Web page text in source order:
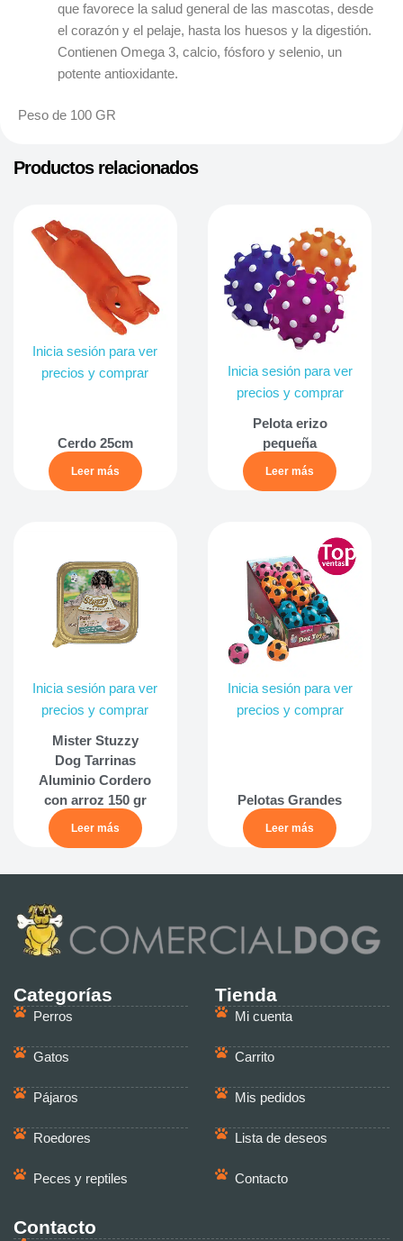
que favorece la salud general de las mascotas, desde
el corazón y el pelaje, hasta los huesos y la digestión.
Contienen Omega 3, calcio, fósforo y selenio, un
potente antioxidante.
Peso de 100 GR
Productos relacionados
Inicia sesión para ver
precios y comprar
Cerdo 25cm
Leer más
Inicia sesión para ver
precios y comprar
Pelota erizo
pequeña
Leer más
Inicia sesión para ver
precios y comprar
Mister Stuzzy
Dog Tarrinas
Aluminio Cordero
con arroz 150 gr
Leer más
Inicia sesión para ver
precios y comprar
Pelotas Grandes
Leer más
Categorías
Perros
Gatos
Pájaros
Roedores
Peces y reptiles
Tienda
Mi cuenta
Carrito
Mis pedidos
Lista de deseos
Contacto
Contacto